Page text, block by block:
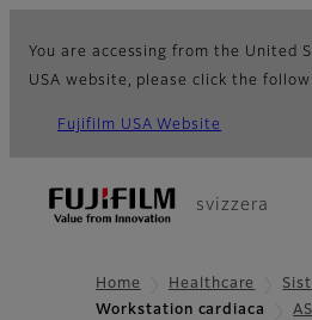
You are accessing from the United
USA website, please click the
Fujifilm USA Website
svizzera
Home Healthcare
Workstation cardiaca